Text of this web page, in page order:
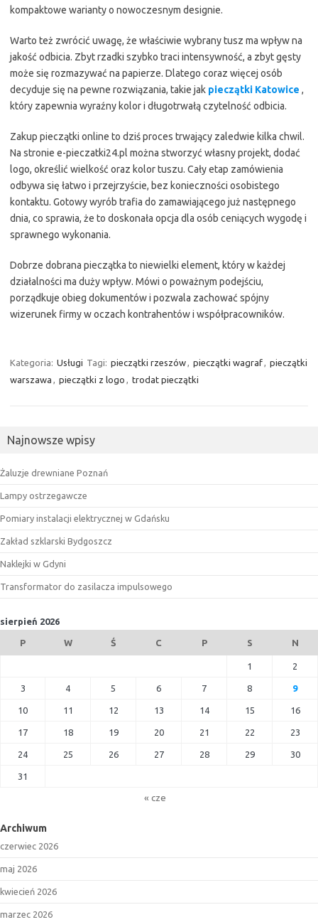
kompaktowe warianty o nowoczesnym designie.
Warto też zwrócić uwagę, że właściwie wybrany tusz ma wpływ na
jakość odbicia. Zbyt rzadki szybko traci intensywność, a zbyt gęsty
może się rozmazywać na papierze. Dlatego coraz więcej osób
decyduje się na pewne rozwiązania, takie jak pieczątki Katowice ,
który zapewnia wyraźny kolor i długotrwałą czytelność odbicia.
Zakup pieczątki online to dziś proces trwający zaledwie kilka chwil.
Na stronie e-pieczatki24.pl można stworzyć własny projekt, dodać
logo, określić wielkość oraz kolor tuszu. Cały etap zamówienia
odbywa się łatwo i przejrzyście, bez konieczności osobistego
kontaktu. Gotowy wyrób trafia do zamawiającego już następnego
dnia, co sprawia, że to doskonała opcja dla osób ceniących wygodę i
sprawnego wykonania.
Dobrze dobrana pieczątka to niewielki element, który w każdej
działalności ma duży wpływ. Mówi o poważnym podejściu,
porządkuje obieg dokumentów i pozwala zachować spójny
wizerunek firmy w oczach kontrahentów i współpracowników.
Kategoria: Usługi Tagi: pieczątki rzeszów, pieczątki wagraf, pieczątki
warszawa , pieczątki z logo , trodat pieczątki
Najnowsze wpisy
Żaluzje drewniane Poznań
Lampy ostrzegawcze
Pomiary instalacji elektrycznej w Gdańsku
Zakład szklarski Bydgoszcz
Naklejki w Gdyni
Transformator do zasilacza impulsowego
sierpień 2026
P W Ś C P S N
1 2
3 4 5 6 7 8 9
10 11 12 13 14 15 16
17 18 19 20 21 22 23
24 25 26 27 28 29 30
31
« cze
Archiwum
czerwiec 2026
maj 2026
kwiecień 2026
marzec 2026